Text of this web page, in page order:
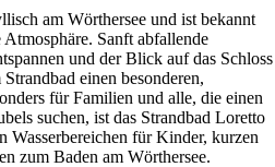
am Wörthersee und ist bekannt
Sanft abfallende
und der Blick auf das Schloss
einen besonderen,
für Familien und alle, die einen
suchen, ist das Strandbad Loretto
Wasserbereichen für Kinder, kurzen
zum Baden am Wörthersee.